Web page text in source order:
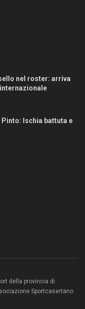
nel roster: arriva
Ischia battuta e
della provincia di
Sportcasertano.